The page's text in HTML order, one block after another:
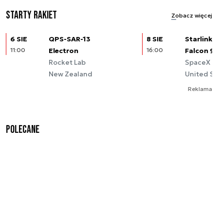
Starty rakiet Zobacz więcej
6 SIE
11:00
QPS-SAR-13
Electron
Rocket Lab
New Zealand
8 SIE
16:00
Starlink
Falcon 9
SpaceX
United
Reklama
Polecane